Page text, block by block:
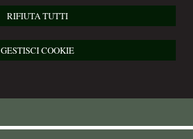
RIFIUTA TUTTI
GESTISCI COOKIE